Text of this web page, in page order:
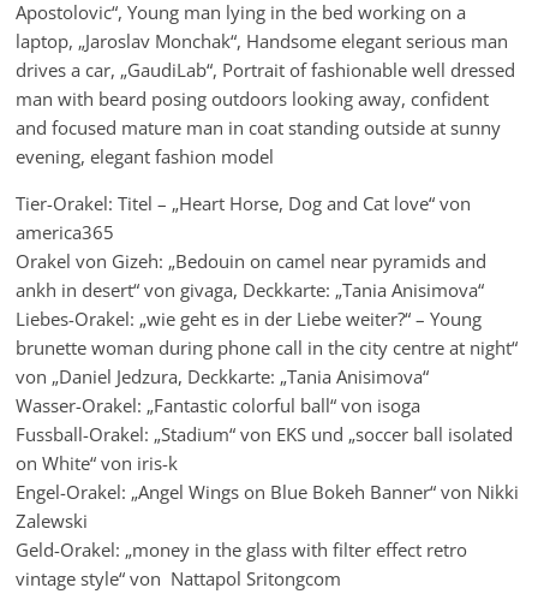
Apostolovic“, Young man lying in the bed working on a
laptop, „Jaroslav Monchak“, Handsome elegant serious man
drives a car, „GaudiLab“, Portrait of fashionable well dressed
man with beard posing outdoors looking away, confident
and focused mature man in coat standing outside at sunny
evening, elegant fashion model
Tier-Orakel: Titel – „Heart Horse, Dog and Cat love“ von
america365
Orakel von Gizeh: „Bedouin on camel near pyramids and
ankh in desert“ von givaga, Deckkarte: „Tania Anisimova“
Liebes-Orakel: „wie geht es in der Liebe weiter?“ – Young
brunette woman during phone call in the city centre at night“
von „Daniel Jedzura, Deckkarte: „Tania Anisimova“
Wasser-Orakel: „Fantastic colorful ball“ von isoga
Fussball-Orakel: „Stadium“ von EKS und „soccer ball isolated
on White“ von iris-k
Engel-Orakel: „Angel Wings on Blue Bokeh Banner“ von Nikki
Zalewski
Geld-Orakel: „money in the glass with filter effect retro
vintage style“ von Nattapol Sritongcom